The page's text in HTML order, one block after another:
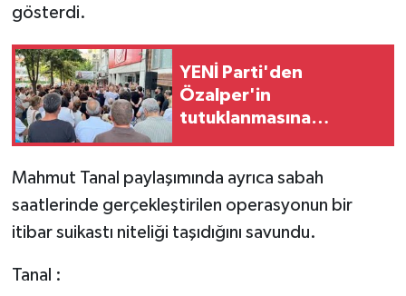
gösterdi.
YENİ Parti'den
Özalper'in
tutuklanmasına
Mahmut Tanal paylaşımında ayrıca sabah
saatlerinde gerçekleştirilen operasyonun bir
itibar suikastı niteliği taşıdığını savundu.
Tanal :